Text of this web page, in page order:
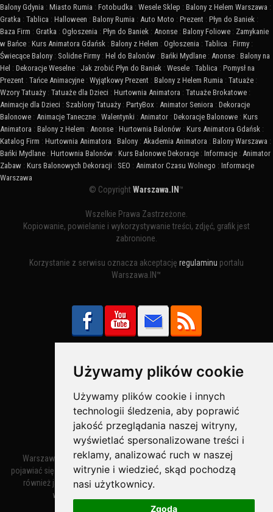
Używamy plików cookie
Używamy plików cookie i innych
technologii śledzenia, aby poprawić
jakość przeglądania naszej witryny,
wyświetlać spersonalizowane treści i
reklamy, analizować ruch w naszej
witrynie i wiedzieć, skąd pochodzą
nasi użytkownicy.
Zgoda
Balony Gdynia : Miasto Rumia : Fotobudka : Wesele Sklep : Balony z Helem Warszawa :
Gratka : Tablica : Halloween : Balony Rumia : Auto Moto : Prezent : Płyn do Baniek :
Baza Firm : Gratka : Ogłoszenia : Płyn do Baniek : Anonse : Balony Foliowe : Zamykanie
w Bańce : Kurs Animatora Gdańsk : Balony z Helem : Ogłoszenia : Tablica : Firmy :
Świecące Balony : Solidne Firmy : Hel do Balonów : Bańki Mydlane : Anonse : Balony na
Hel : Dekoracje Weselne : Jak zrobić Płyn do Baniek : Wesele : Tablica : Pomysł na
Prezent : Tańce Animacyjne : Wyjątkowy Prezent : Balony z Helem Rumia : Tatuaże :
Wzory Tatuaży : Tatuaże dla Dzieci : Hurtownia Animatora : Tatuaże Brokatowe :
Animacje dla Dzieci : Szablony Tatuaży : PartyBox : Animator Seniora : Dekoracje
Balonowe : Animacje Taneczne : Walentynki : Animator : Dekoracje Balonowe : Kurs
Animatora : Balony z Helem : Anonse : Hurtownia Balonów : Kurs Animatora Gdańsk :
Katalog Firm : Hurtownia Animatora : Balony : Akademia Animatora : Balony Warszawa :
Bańki Mydlane : Hurtownia Balonów : Kurs Balonowe Dekoracje : Informacje : Animator
Zabaw : Kurs Balonowych Dekoracji : SEO : Animator Czasu Wolnego : Informacje
Warszawa
© CopyrightWarszawa.IN ™
Wszelkie Prawa Zastrzeżone.
Kopiowanie, powielanie i wykorzystywanie treści, zdjęć, grafik jest
zabronione.
Korzystanie z serwisu oznacza akceptację regulaminu portalu
Warszawa.IN™
Bezpieczne Płatności obsługuje:
Warszawa – miasto stołeczne Warszawa. Nazwa miasta zaczęła
pojawiać się w dokumentach w XIV wieku jako Warszewa, a od XV wieku
również jako Warszowa. Zmiana nazwy na Warszawa w XV wieku
wynikała z mazowieckiej wymowy dialektycznej.